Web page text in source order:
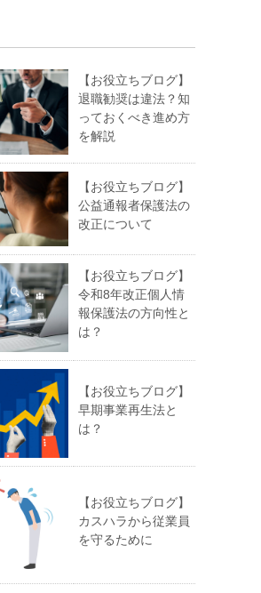
【お役立ちブログ】
退職勧奨は違法？知
っておくべき進め方
を解説
【お役立ちブログ】
公益通報者保護法の
改正について
【お役立ちブログ】
令和8年改正個人情
報保護法の方向性と
は？
【お役立ちブログ】
早期事業再生法と
は？
【お役立ちブログ】
カスハラから従業員
を守るために